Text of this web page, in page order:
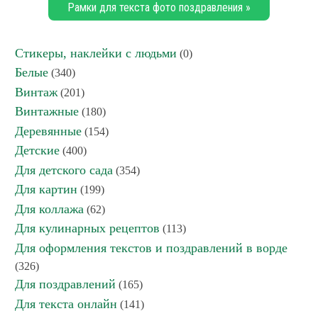
Рамки для текста фото поздравления »
Стикеры, наклейки с людьми (0)
Белые (340)
Винтаж (201)
Винтажные (180)
Деревянные (154)
Детские (400)
Для детского сада (354)
Для картин (199)
Для коллажа (62)
Для кулинарных рецептов (113)
Для оформления текстов и поздравлений в ворде
(326)
Для поздравлений (165)
Для текста онлайн (141)